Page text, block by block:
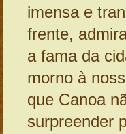
imensa e
frente,
a fama da
morno à
que Canoa
surpreender